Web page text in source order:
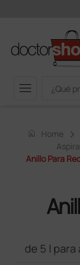
menu
home Home
Anillo Para
de 5 l para